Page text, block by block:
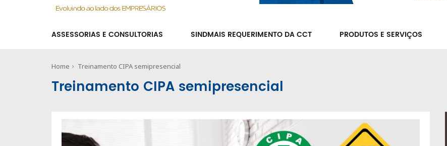
ASSESSORIAS E CONSULTORIAS SINDMAIS REQUERIMENTO DA CCT PRODUTOS E SERVIÇOS
Home Treinamento CIPA semipresencial
Treinamento CIPA semipresencial